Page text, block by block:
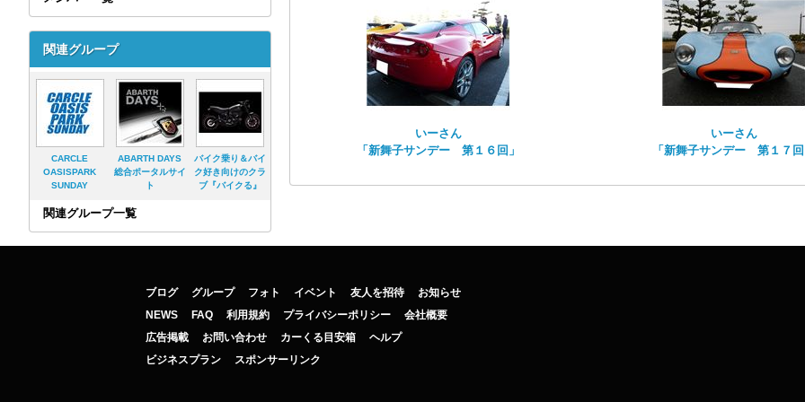
関連グループ
CARCLE
OASISPARK
SUNDAY
ABARTH DAYS
総合ポータルサイ
ト
バイク乗り＆バイ
ク好き向けのクラ
ブ『バイクる』
関連グループ一覧
いーさん
「新舞子サンデー 第１６回」
いーさん
「新舞子サンデー 第１７
ブログ グループ フォト イベント 友人を招待
お知らせ
NEWS
FAQ 利用規約 プライバシーポリシー
会社概要
広告掲載
お問い合わせ カーくる目安箱
ヘルプ
ビジネスプラン
スポンサーリンク